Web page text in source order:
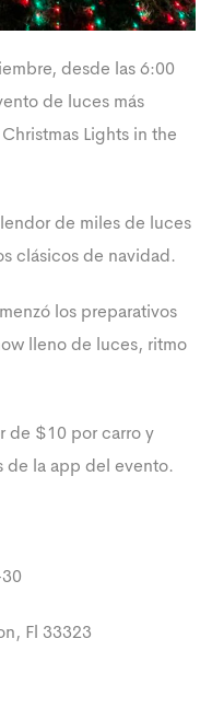
desde las 6:00
de luces más
Lights in the
de miles de luces
clásicos de navidad.
los preparativos
lleno de luces, ritmo
de $10 por carro y
de la app del evento.
Fl 33323